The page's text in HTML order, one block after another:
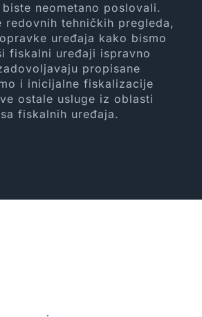
neometano poslovali.
redovnih tehničkih pregleda,
uređaja kako bismo
fiskalni uređaji ispravno
propisane
i inicijalne fiskalizacije
ostale usluge iz oblasti
fiskalnih uređaja.